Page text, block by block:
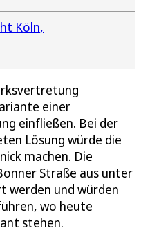
Köln
einer
einfließen. Bei der
Lösung würde die
machen. Die
Straße aus unter
werden und würden
wo heute
stehen.